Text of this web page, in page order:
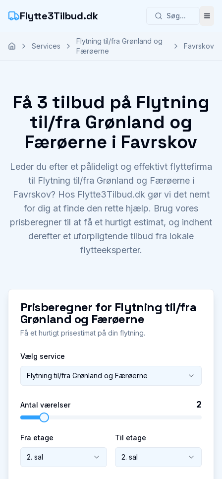
Flytte3Tilbud.dk Søg... Åbn
Services
Flytning til/fra Grønland og
Færøerne
Favrskov
Få 3 tilbud på Flytning
til/fra Grønland og
Færøerne i Favrskov
Leder du efter et pålideligt og effektivt flyttefirma
til Flytning til/fra Grønland og Færøerne i
Favrskov? Hos Flytte3Tilbud.dk gør vi det nemt
for dig at finde den rette hjælp. Brug vores
prisberegner til at få et hurtigt estimat, og indhent
derefter et uforpligtende tilbud fra lokale
flytteeksperter.
Prisberegner for Flytning til/fra
Grønland og Færøerne
Få et hurtigt prisestimat på din flytning.
Vælg service
Flytning til/fra Grønland og Færøerne
Antal værelser 2
Fra etage
2. sal
Til etage
2. sal